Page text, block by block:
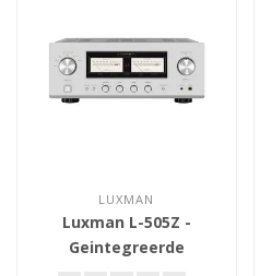
LUXMAN
Luxman L-505Z -
Geintegreerde